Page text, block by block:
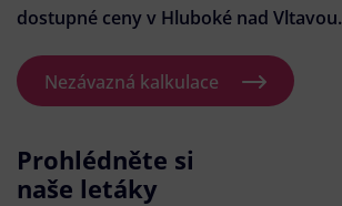
dostupné ceny v Hluboké nad Vltavou.
Nezávazná kalkulace
Prohlédněte si
naše letáky